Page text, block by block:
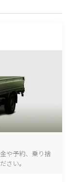
や予約、乗り捨
さい。